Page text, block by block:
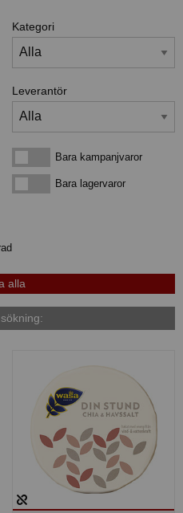
Kategori
Leverantör
Bara kampanjvarorBara kampanjvaror
Bara lagervarorBara lagervaror